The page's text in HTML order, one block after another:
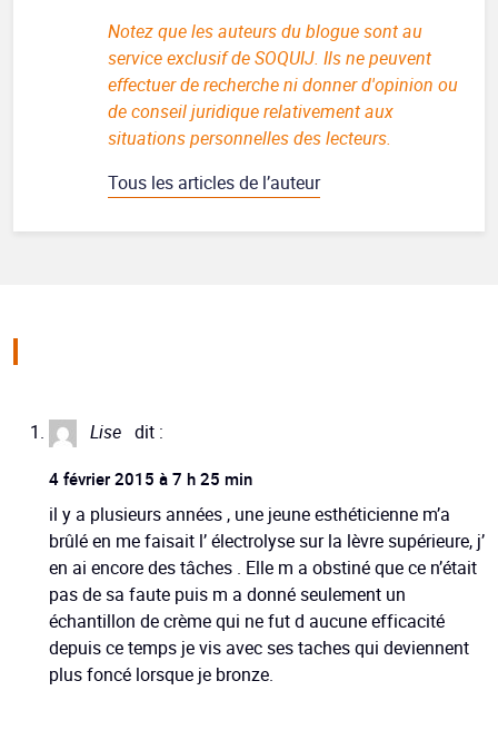
Notez que les auteurs du blogue sont au
service exclusif de SOQUIJ. Ils ne peuvent
effectuer de recherche ni donner d'opinion ou
de conseil juridique relativement aux
situations personnelles des lecteurs.
Tous les articles de l’auteur
Lise dit :
4 février 2015 à 7 h 25 min
il y a plusieurs années , une jeune esthéticienne m’a
brûlé en me faisait l’ électrolyse sur la lèvre supérieure, j’
en ai encore des tâches . Elle m a obstiné que ce n’était
pas de sa faute puis m a donné seulement un
échantillon de crème qui ne fut d aucune efficacité
depuis ce temps je vis avec ses taches qui deviennent
plus foncé lorsque je bronze.